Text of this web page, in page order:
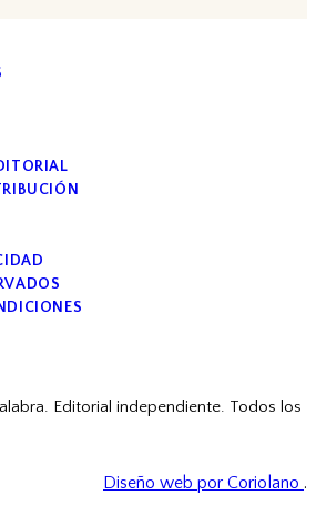
Editorial independiente. Todos los
Diseño web por Coriolano .